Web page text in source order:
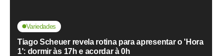
Variedades
Tiago Scheuer revela rotina para apresentar o 'Hora
1': dormir às 17h e acordar à 0h